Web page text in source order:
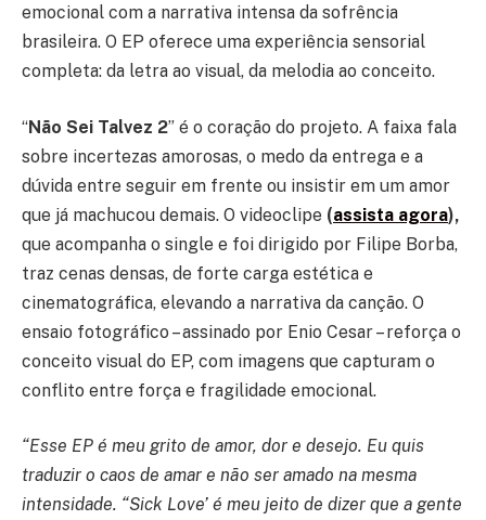
emocional com a narrativa intensa da sofrência
brasileira. O EP oferece uma experiência sensorial
completa: da letra ao visual, da melodia ao conceito.
“Não Sei Talvez 2” é o coração do projeto. A faixa fala
sobre incertezas amorosas, o medo da entrega e a
dúvida entre seguir em frente ou insistir em um amor
que já machucou demais. O videoclipe (assista agora),
que acompanha o single e foi dirigido por Filipe Borba,
traz cenas densas, de forte carga estética e
cinematográfica, elevando a narrativa da canção. O
ensaio fotográfico – assinado por Enio Cesar – reforça o
conceito visual do EP, com imagens que capturam o
conflito entre força e fragilidade emocional.
“Esse EP é meu grito de amor, dor e desejo. Eu quis
traduzir o caos de amar e não ser amado na mesma
intensidade. “Sick Love’ é meu jeito de dizer que a gente